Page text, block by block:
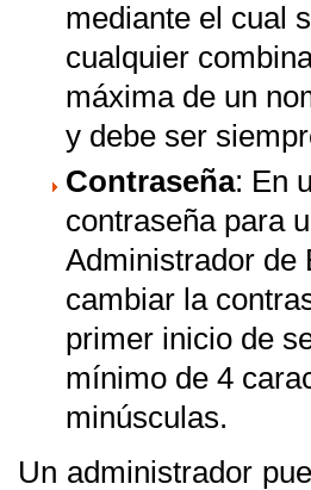
mediante el cual
cualquier
máxima de un
y debe ser
Contraseña: En
contraseña para
Administrador de
cambiar la
primer inicio de
mínimo de 4
minúsculas.
Un administrador